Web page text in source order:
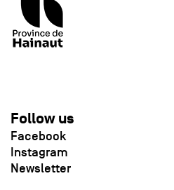
Follow us
Facebook
Instagram
Newsletter